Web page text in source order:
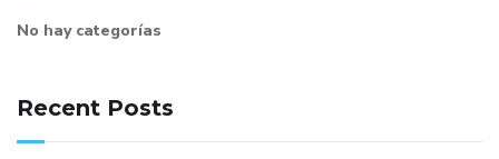
No hay categorías
Recent Posts